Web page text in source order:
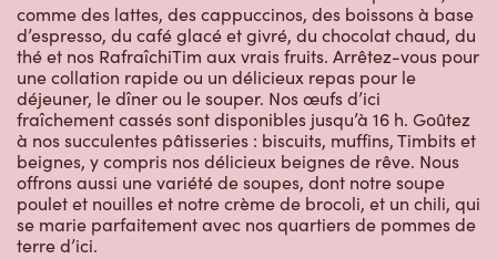
comme des lattes, des cappuccinos, des boissons à base
d’espresso, du café glacé et givré, du chocolat chaud, du
thé et nos RafraîchiTim aux vrais fruits. Arrêtez-vous pour
une collation rapide ou un délicieux repas pour le
déjeuner, le dîner ou le souper. Nos œufs d’ici
fraîchement cassés sont disponibles jusqu’à 16 h. Goûtez
à nos succulentes pâtisseries : biscuits, muffins, Timbits et
beignes, y compris nos délicieux beignes de rêve. Nous
offrons aussi une variété de soupes, dont notre soupe
poulet et nouilles et notre crème de brocoli, et un chili, qui
se marie parfaitement avec nos quartiers de pommes de
terre d’ici.